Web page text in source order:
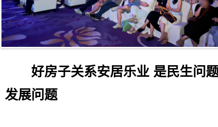
好房子关系安居乐业 是民生问
发展问题